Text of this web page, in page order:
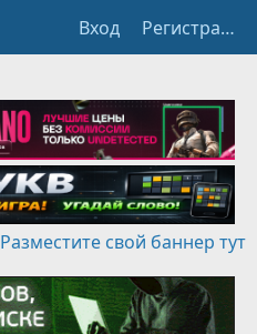
Вход Регистрация
Разместите свой баннер тут